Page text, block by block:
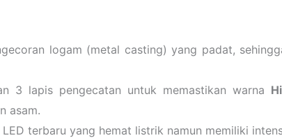
logam (metal casting) yang padat,
3 lapis pengecatan untuk memastikan warna
asam.
terbaru yang hemat listrik namun memiliki